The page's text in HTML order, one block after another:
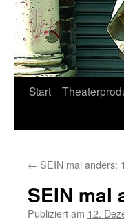
Zum
Start
← SEIN mal anders:
SEIN mal
Publiziert am 12.